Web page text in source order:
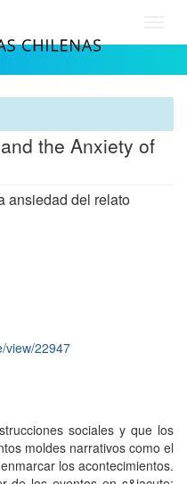
the Anxiety of
ansiedad del relato
view/22947
sociales y que los
moldes narrativos como el
los acontecimientos.